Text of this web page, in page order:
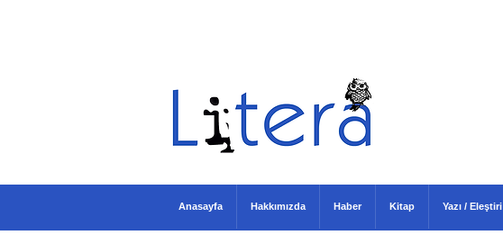
Anasayfa Hakkımızda Haber Kitap Yazı / Eleştiri